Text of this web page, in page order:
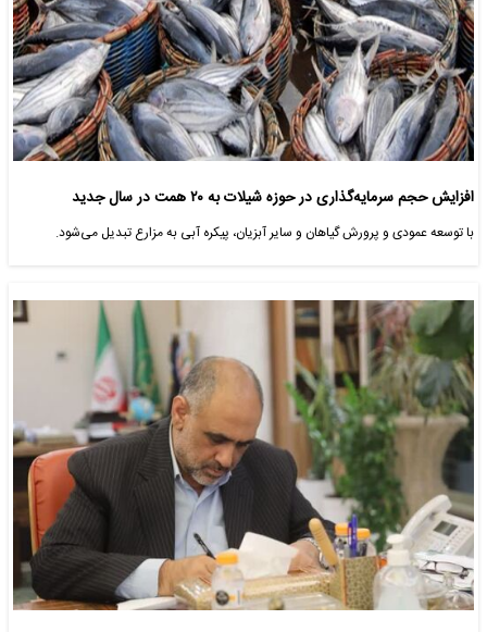
افزایش حجم سرمایه‌گذاری در حوزه شیلات به ۲۰ همت در سال جدید
با توسعه عمودی و پرورش گیاهان و سایر آبزیان، پیکره آبی به مزارع تبدیل می‌‌شود.